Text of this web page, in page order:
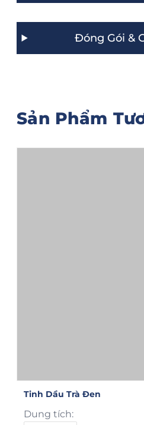
Đóng Gói &
Sản Phẩm
Tinh Dầu Trà Đen
Dung tích: